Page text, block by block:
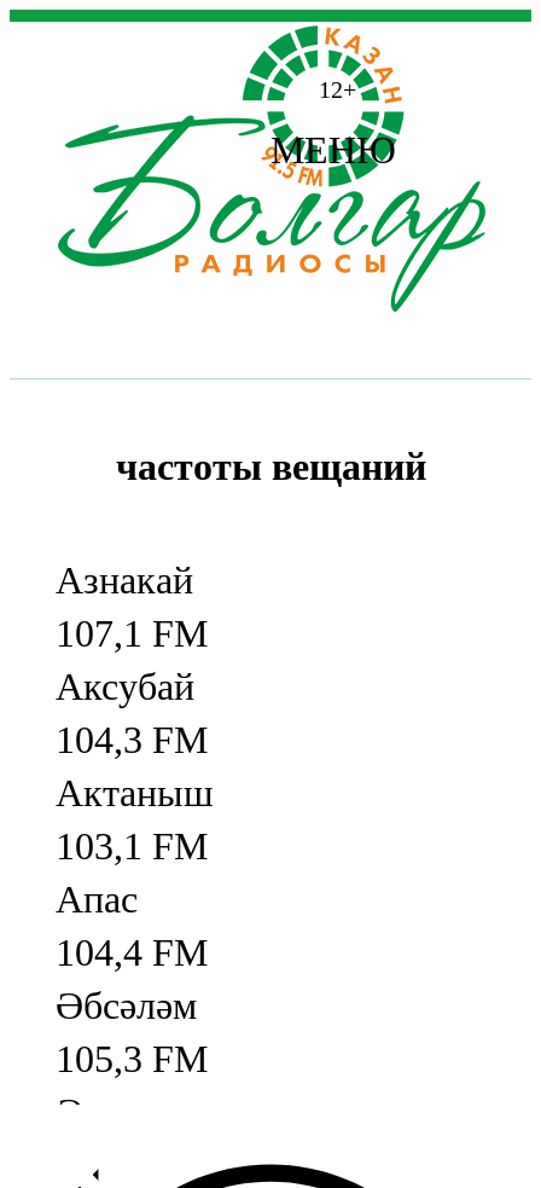
12+
МЕНЮ
частоты вещаний
Азнакай
107,1 FM
Аксубай
104,3 FM
Актаныш
103,1 FM
Апас
104,4 FM
Әбсәләм
105,3 FM
Әлмәт
92,9 FM